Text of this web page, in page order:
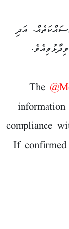
އަދި
The
compliance
If